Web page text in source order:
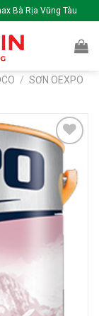
Bà Rịa Vũng Tàu
/ SƠN OEXPO
Add to
wishlist